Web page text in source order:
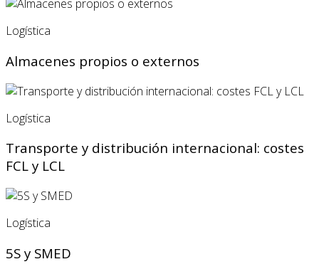
Logística
Almacenes propios o externos
Logística
Transporte y distribución internacional: costes
FCL y LCL
Logística
5S y SMED